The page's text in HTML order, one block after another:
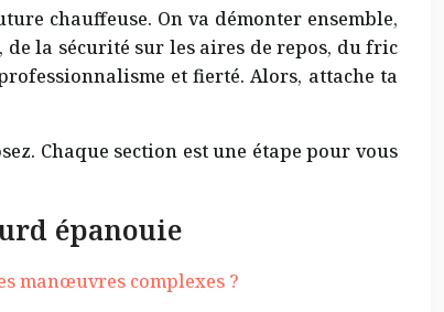
chauffeuse. On va démonter ensemble,
la sécurité sur les aires de repos, du fric
et fierté. Alors, attache ta
Chaque section est une étape pour vous
épanouie
manœuvres complexes ?